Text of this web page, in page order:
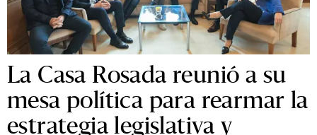
La Casa Rosada reunió a su
mesa política para rearmar la
estrategia legislativa y